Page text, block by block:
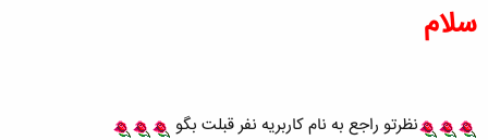
م
سلام
نظرتو راجع به نام کاربریه نفر قبلت بگو